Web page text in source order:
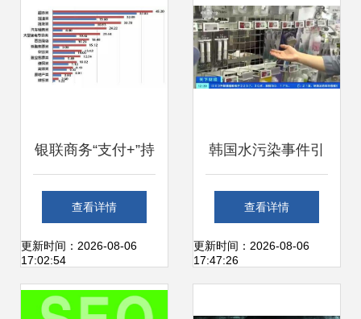
银联商务“支付+”持
续发力，助力上海
互联网销售在疫情
防控常态化下稳健
查看详情
更新时间：2026-08-06
17:02:54
韩国水污染事件引
发恐慌，净水设备
在华销量飙升
查看详情
更新时间：2026-08-06
17:47:26